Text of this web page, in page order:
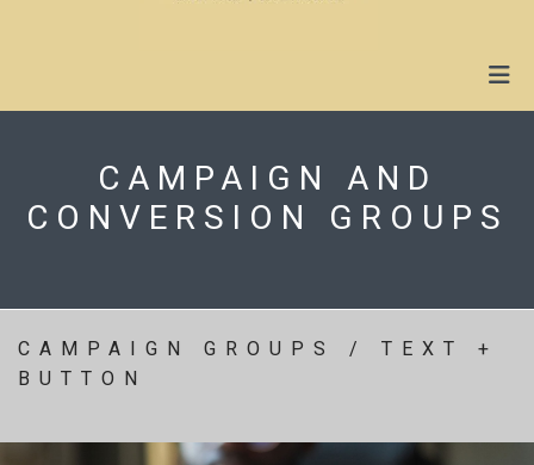
CAMPAIGN AND
CONVERSION GROUPS
CAMPAIGN GROUPS / TEXT +
BUTTON